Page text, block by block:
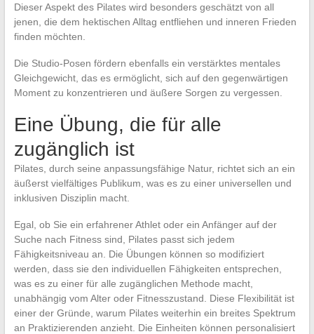
Dieser Aspekt des Pilates wird besonders geschätzt von all
jenen, die dem hektischen Alltag entfliehen und inneren Frieden
finden möchten.
Die Studio-Posen fördern ebenfalls ein verstärktes mentales
Gleichgewicht, das es ermöglicht, sich auf den gegenwärtigen
Moment zu konzentrieren und äußere Sorgen zu vergessen.
Eine Übung, die für alle
zugänglich ist
Pilates, durch seine anpassungsfähige Natur, richtet sich an ein
äußerst vielfältiges Publikum, was es zu einer universellen und
inklusiven Disziplin macht.
Egal, ob Sie ein erfahrener Athlet oder ein Anfänger auf der
Suche nach Fitness sind, Pilates passt sich jedem
Fähigkeitsniveau an. Die Übungen können so modifiziert
werden, dass sie den individuellen Fähigkeiten entsprechen,
was es zu einer für alle zugänglichen Methode macht,
unabhängig vom Alter oder Fitnesszustand. Diese Flexibilität ist
einer der Gründe, warum Pilates weiterhin ein breites Spektrum
an Praktizierenden anzieht. Die Einheiten können personalisiert